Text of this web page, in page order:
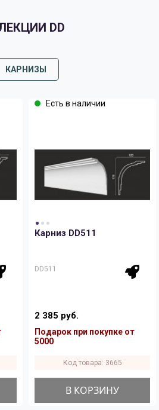
DD
КАРНИЗЫ
Есть в наличии
Карниз DD511
DD511
2 385 руб.
Подарок при покупке от
5000
Код товара: 3665
В КОРЗИНУ